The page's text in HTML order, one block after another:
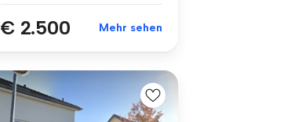
€ 2.500 Mehr sehen